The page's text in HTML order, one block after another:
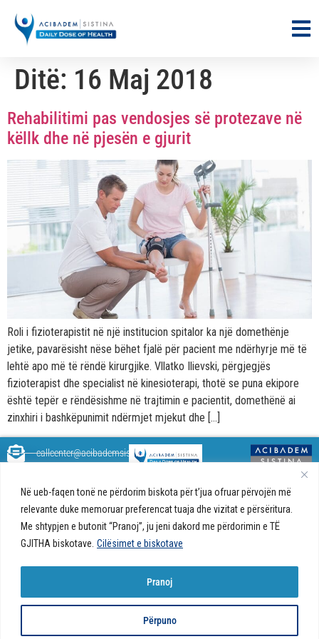
Në ueb-faqen tonë ne përdorim biskota për t’jua ofruar përvojën më
relevante duke memoruar preferencat tuaja dhe vizitat e përsëritura.
Me shtypjen e butonit “Pranoj”, ju jeni dakord me përdorimin e TË
GJITHA biskotave. Cilësimet e biskotave
Përpuno
Pranoj
Ditë: 16 Maj 2018
Rehabilitimi pas vendosjes së protezave në
këllk dhe në pjesën e gjurit
Roli i fizioterapistit në një institucion spitalor ka një domethënje
jetike, pavarësisht nëse bëhet fjalë për pacient me ndërhyrje më të
lehtë apo më të rëndë kirurgjike. Vllatko Ilievski, përgjegjës
fizioterapist dhe specialist në kinesioterapi, thotë se puna ekipore
është tepër e rëndësishme në trajtimin e pacientit, domethënë ai
zinxhiri i bashkëpunimit ndërmjet mjekut dhe […]
këshilla shëndetësore rreth
shëndetit tuaj. Ne kemi krijuar
një ueb portal që do t'ju ofrojë
përgjigjet e pyetjeve tuaja në
shëndetshme.
callcenter@acibademsistina.mk
Ul. Skupi 5A Shkup
Sistina - Bëhet
fjalë për jetën!
rezervuara
Politika e biskotave në ueb-faqe |
privatësisë